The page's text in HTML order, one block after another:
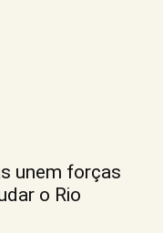
unem forças
o Rio